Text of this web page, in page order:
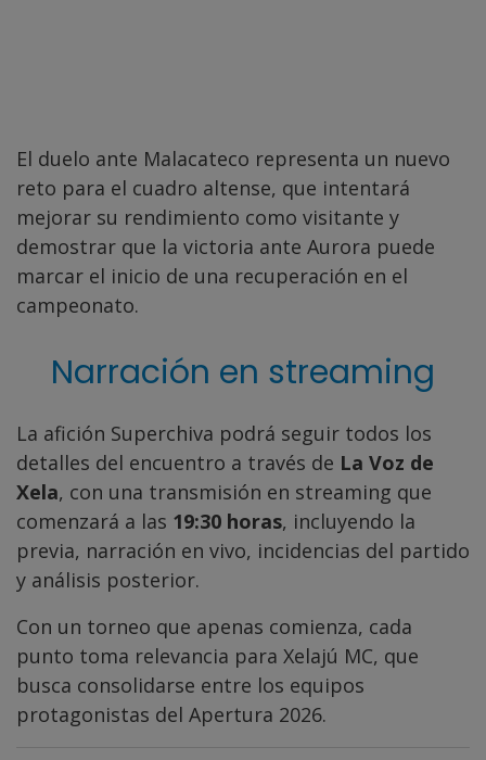
El duelo ante Malacateco representa un nuevo
reto para el cuadro altense, que intentará
mejorar su rendimiento como visitante y
demostrar que la victoria ante Aurora puede
marcar el inicio de una recuperación en el
campeonato.
Narración en streaming
La afición Superchiva podrá seguir todos los
detalles del encuentro a través de La Voz de
Xela, con una transmisión en streaming que
comenzará a las 19:30 horas, incluyendo la
previa, narración en vivo, incidencias del partido
y análisis posterior.
Con un torneo que apenas comienza, cada
punto toma relevancia para Xelajú MC, que
busca consolidarse entre los equipos
protagonistas del Apertura 2026.